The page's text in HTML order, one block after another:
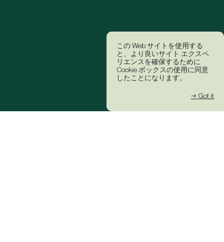
この Web サイトを使用する
と、より良いサイト エクスペ
リエンスを確保するために
Cookie ボックスの使用に同意
したことになります。
→ Got it